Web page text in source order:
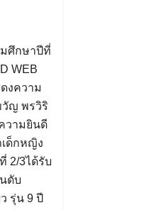
ศึกษาปีที่
WEB
งความ
วัญ พรวิริ
วามยินดี
ด็กหญิง
2/3ได้รับ
ดับ
รุ่น 9 ปี